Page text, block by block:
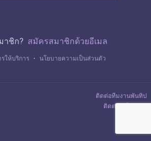
าชิก? สมัครสมาชิกด้วยอีเมล
ให้บริการ ・ นโยบายความเป็นส่วนตัว
ติดต่อทีมงานพันทิป
ติดต่อลงโฆษณา